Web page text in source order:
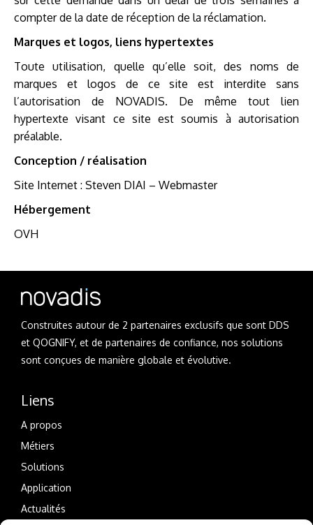
compter de la date de réception de la réclamation.
Marques et logos, liens hypertextes
Toute utilisation, quelle qu’elle soit, des noms de
marques et logos de ce site est interdite sans
l’autorisation de NOVADIS. De même tout lien
hypertexte visant ce site est soumis à autorisation
préalable.
Conception / réalisation
Site Internet : Steven DIAI – Webmaster
Hébergement
OVH
Construites autour de 2 partenaires exclusifs que sont DDS
et QOGNIFY, et de partenaires de confiance, nos solutions
sont conçues de manière globale et évolutive.
Liens
A propos
Métiers
Solutions
Application
Actualités